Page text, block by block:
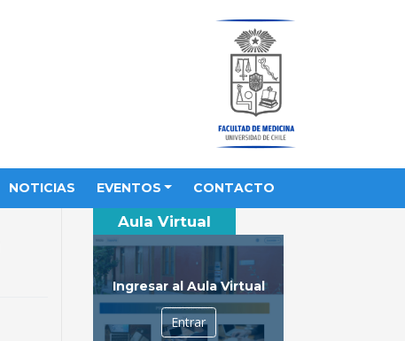
NOTICIAS EVENTOS CONTACTO
Aula Virtual
Ingresar al Aula Virtual
Entrar